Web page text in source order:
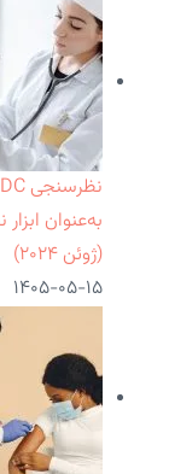
به‌عنوان
(ژوئن ۲۰۲۴)
۱۴۰۵-۰۵-۱۵